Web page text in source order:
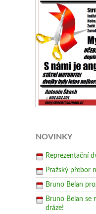
NOVINKY
Reprezentační
Pražský přebor
Bruno Belan
Bruno Belan se
dráze!